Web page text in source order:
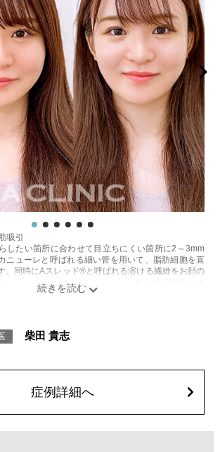
吸引
したい箇所に合わせて目立ちにくい箇所に2～3mm
ニューレと呼ばれる細い管を用いて、脂肪細胞を直
。同時にAスレッド®と呼ばれる溶ける繊維をお顔の
下へ挿入し、皮膚を内側から引き上げて固定しま
、熱感、痛み、しびれ、むくみ、内出血、引き攣れ
生じることがございます。また、稀に貧血、細菌感
所の知覚鈍麻、ぼこつき、硬結、瘢痕化、色素沈
よれ、繊維の突出などを生じることがございます。
加 1ヶ所ごと+162,800円(税込)
3,300円(税込)
柴田 貴志
症例詳細へ